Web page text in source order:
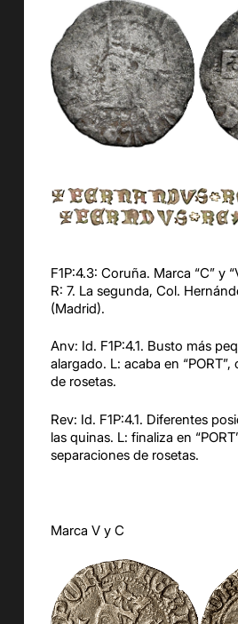
F1P:4.3: Coruña. Marca “C” y
R: 7. La segunda, Col.
(Madrid).
Anv: Id. F1P:4.1. Busto más
alargado. L: acaba en
de rosetas.
Rev: Id. F1P:4.1. Diferentes
las quinas. L: finaliza en
separaciones de rosetas.
Marca V y C